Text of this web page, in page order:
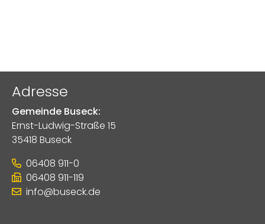
Adresse
Gemeinde Buseck:
Ernst-Ludwig-Straße 15
35418 Buseck
06408 911-0
06408 911-119
info@buseck.de